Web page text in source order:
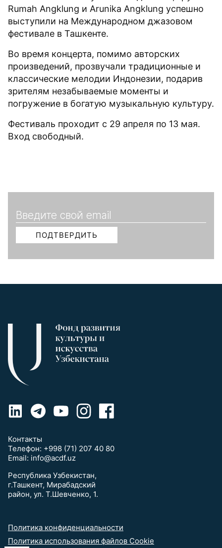
Rumah Angklung и Arunika Angklung успешно
выступили на Международном джазовом
фестивале в Ташкенте.
Во время концерта, помимо авторских
произведений, прозвучали традиционные и
классические мелодии Индонезии, подарив
зрителям незабываемые моменты и
погружение в богатую музыкальную культуру.
Фестиваль проходит с 29 апреля по 13 мая.
Вход свободный.
Контакты
Телефон: +998 (71) 207 40 80
Email: info@acdf.uz
Республика Узбекистан,
г.Ташкент, Мирабадский
район, ул. Т.Шевченко, 1.
Политика конфиденциальности
Политика использования файлов Cookie